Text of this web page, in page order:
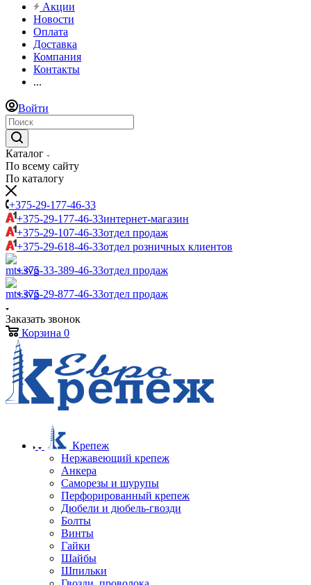
Акции
Новости
Оплата
Доставка
Компания
Контакты
...
Войти
Каталог
По всему сайту
По каталогу
+375-29-177-46-33
+375-29-177-46-33интернет-магазин
+375-29-107-46-33отдел продаж
+375-29-618-46-33отдел розничных клиентов
+375-33-389-46-33отдел продаж
+375-29-877-46-33отдел продаж
Заказать звонок
Корзина 0
Крепеж
Нержавеющий крепеж
Анкера
Саморезы и шурупы
Перфорированный крепеж
Дюбели и дюбель-гвозди
Болты
Винты
Гайки
Шайбы
Шпильки